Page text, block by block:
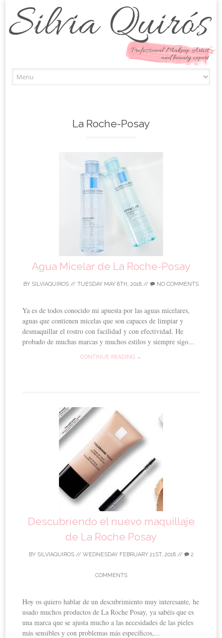
La Roche-Posay
Agua Micelar de La Roche-Posay
BY SILVIAQUIROS // TUESDAY MAY 8TH, 2018 // NO COMMENTS
Ya es de todos conocido mi apuesta por las aguas micelares,
aguas que contienen micelas que son capaces de limpiar y
desmaquillar el rostro con facilidad y con efectividad. He
probado de muchas marcas y muchos estilos y siempre sigo...
CONTINUE READING →
Descubriendo el nuevo maquillaje
de La Roche Posay
BY SILVIAQUIROS// WEDNESDAY FEBRUARY 21ST, 2018// 2
COMMENTS
Hoy os quiero hablar de un descubrimiento muy interesante, he
usado muchos productos de La Roche Posay, ya sabéis que es
una marca que se ajusta mucho a las necesidades de las pieles
más sensibles y con problemas más específicos,...